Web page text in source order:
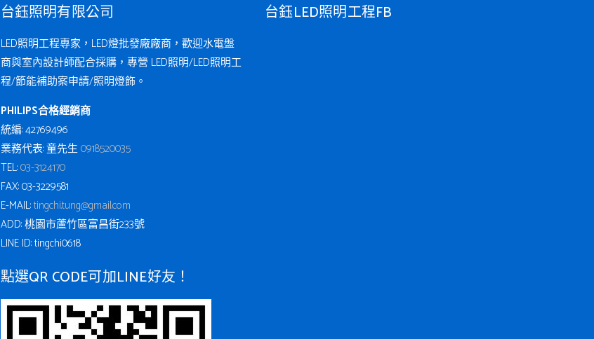
台鈺照明有限公司
LED照明工程專家，LED燈批發廠廠商，歡迎水電盤
商與室內設計師配合採購，專營 LED照明/LED照明工
程/節能補助案申請/照明燈飾。
PHILIPS合格經銷商
統編: 42769496
業務代表: 童先生0918520035
TEL:03-3124170
FAX: 03-3229581
E-MAIL:tingchi.tung@gmail.com
ADD: 桃園市蘆竹區富昌街233號
LINE ID: tingchi0618
點選QR CODE可加LINE好友！
台鈺LED照明工程FB